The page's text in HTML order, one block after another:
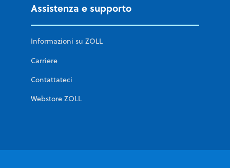
Assistenza e supporto
Informazioni su ZOLL
Carriere
Contattateci
Webstore ZOLL